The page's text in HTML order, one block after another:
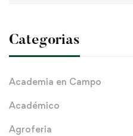
Categorias
Academia en Campo
Académico
Agroferia